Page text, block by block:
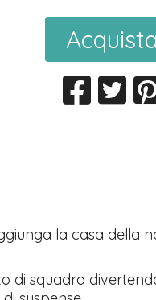
Acquista
la casa della
di squadra